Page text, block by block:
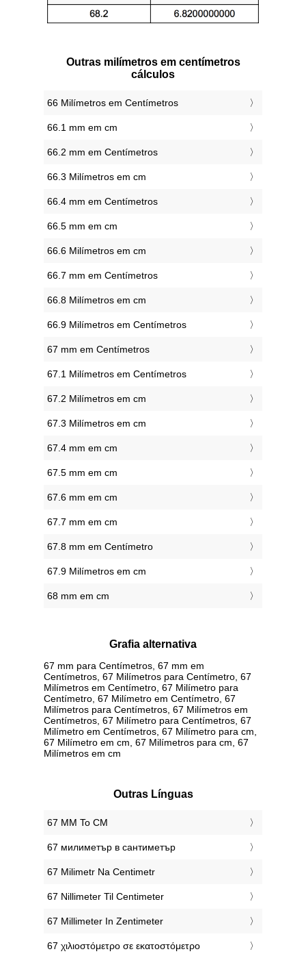
Outras milímetros em centímetros
cálculos
66 Milímetros em Centímetros
66.1 mm em cm
66.2 mm em Centímetros
66.3 Milímetros em cm
66.4 mm em Centímetros
66.5 mm em cm
66.6 Milímetros em cm
66.7 mm em Centímetros
66.8 Milímetros em cm
66.9 Milímetros em Centímetros
67 mm em Centímetros
67.1 Milímetros em Centímetros
67.2 Milímetros em cm
67.3 Milímetros em cm
67.4 mm em cm
67.5 mm em cm
67.6 mm em cm
67.7 mm em cm
67.8 mm em Centímetro
67.9 Milímetros em cm
68 mm em cm
Grafia alternativa
67 mm para Centímetros, 67 mm em
Centímetros, 67 Milímetros para Centímetro, 67
Milímetros em Centímetro, 67 Milímetro para
Centímetro, 67 Milímetro em Centímetro, 67
Milímetros para Centímetros, 67 Milímetros em
Centímetros, 67 Milímetro para Centímetros, 67
Milímetro em Centímetros, 67 Milímetro para cm,
67 Milímetro em cm, 67 Milímetros para cm, 67
Milímetros em cm
Outras Línguas
‎67 MM To CM
‎67 милиметър в сантиметър
‎67 Milimetr Na Centimetr
‎67 Nillimeter Til Centimeter
‎67 Millimeter In Zentimeter
‎67 χιλιοστόμετρο σε εκατοστόμετρο